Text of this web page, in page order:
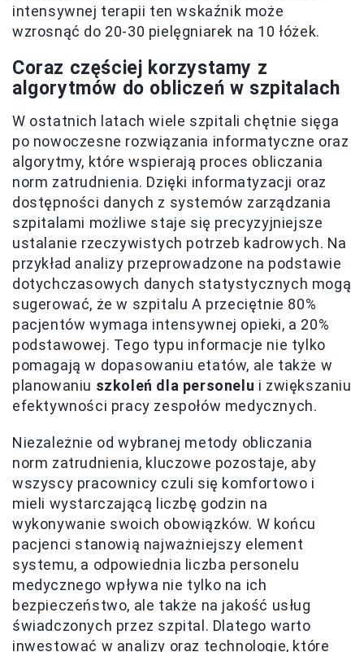
intensywnej terapii ten wskaźnik może
wzrosnąć do 20-30 pielęgniarek na 10 łóżek.
Coraz częściej korzystamy z
algorytmów do obliczeń w szpitalach
W ostatnich latach wiele szpitali chętnie sięga
po nowoczesne rozwiązania informatyczne oraz
algorytmy, które wspierają proces obliczania
norm zatrudnienia. Dzięki informatyzacji oraz
dostępności danych z systemów zarządzania
szpitalami możliwe staje się precyzyjniejsze
ustalanie rzeczywistych potrzeb kadrowych. Na
przykład analizy przeprowadzone na podstawie
dotychczasowych danych statystycznych mogą
sugerować, że w szpitalu A przeciętnie 80%
pacjentów wymaga intensywnej opieki, a 20%
podstawowej. Tego typu informacje nie tylko
pomagają w dopasowaniu etatów, ale także w
planowaniu szkoleń dla personelu i zwiększaniu
efektywności pracy zespołów medycznych.
Niezależnie od wybranej metody obliczania
norm zatrudnienia, kluczowe pozostaje, aby
wszyscy pracownicy czuli się komfortowo i
mieli wystarczającą liczbę godzin na
wykonywanie swoich obowiązków. W końcu
pacjenci stanowią najważniejszy element
systemu, a odpowiednia liczba personelu
medycznego wpływa nie tylko na ich
bezpieczeństwo, ale także na jakość usług
świadczonych przez szpital. Dlatego warto
inwestować w analizy oraz technologie, które